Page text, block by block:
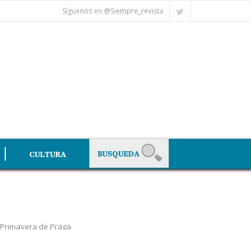
Síguenos en @Siempre_revista
CULTURA
Primavera de Praga